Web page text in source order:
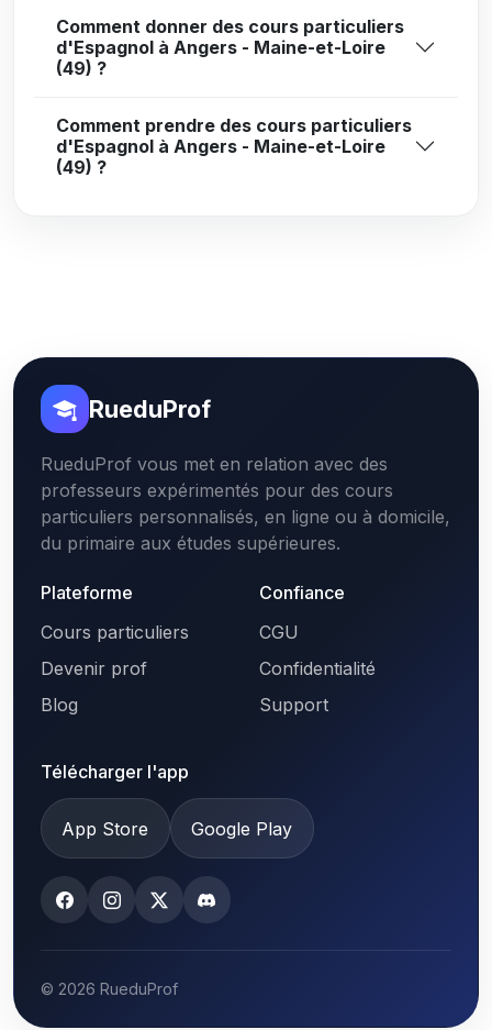
Comment donner des cours particuliers
d'Espagnol à Angers - Maine-et-Loire
(49) ?
Comment prendre des cours particuliers
d'Espagnol à Angers - Maine-et-Loire
(49) ?
RueduProf
RueduProf vous met en relation avec des
professeurs expérimentés pour des cours
particuliers personnalisés, en ligne ou à domicile,
du primaire aux études supérieures.
Plateforme
Cours particuliers
Devenir prof
Blog
Confiance
CGU
Confidentialité
Support
Télécharger l'app
App Store Google Play
© 2026 RueduProf